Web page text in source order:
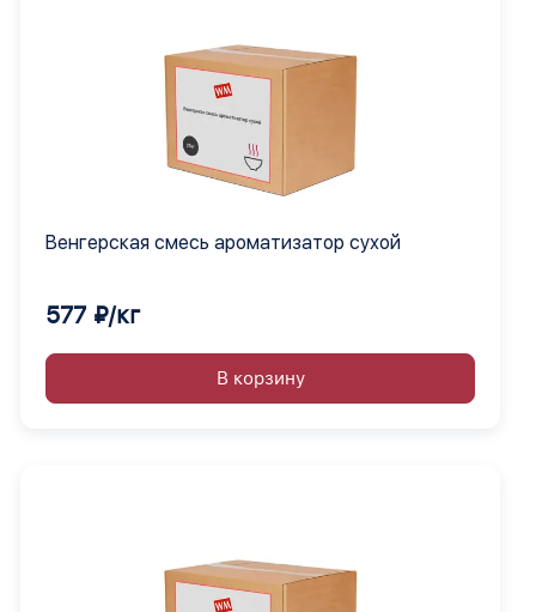
Венгерская смесь ароматизатор сухой
577 ₽/кг
В корзину